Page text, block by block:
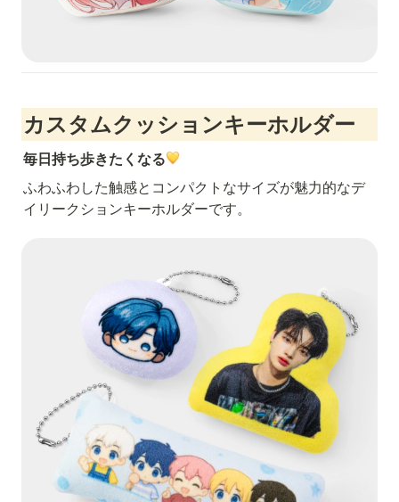
カスタムクッションキーホルダー
毎日持ち歩きたくなる
ふわふわした触感とコンパクトなサイズが魅力的なデ
イリークションキーホルダーです。